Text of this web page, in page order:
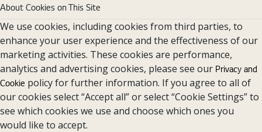
About Cookies on This Site
We use cookies, including cookies from third parties, to
enhance your user experience and the effectiveness of our
marketing activities. These cookies are performance,
analytics and advertising cookies, please see our Privacy and
Cookie policy for further information. If you agree to all of
our cookies select “Accept all” or select “Cookie Settings” to
see which cookies we use and choose which ones you
would like to accept.